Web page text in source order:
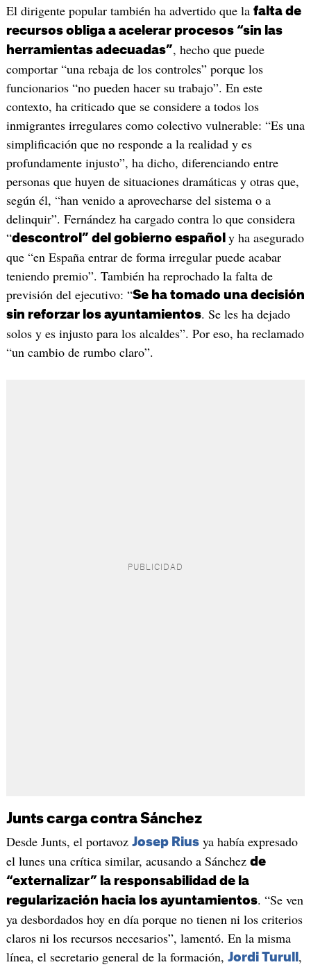
El dirigente popular también ha advertido que la falta de
recursos obliga a acelerar procesos “sin las
herramientas adecuadas”, hecho que puede
comportar “una rebaja de los controles” porque los
funcionarios “no pueden hacer su trabajo”. En este
contexto, ha criticado que se considere a todos los
inmigrantes irregulares como colectivo vulnerable: “Es una
simplificación que no responde a la realidad y es
profundamente injusto”, ha dicho, diferenciando entre
personas que huyen de situaciones dramáticas y otras que,
según él, “han venido a aprovecharse del sistema o a
delinquir”. Fernández ha cargado contra lo que considera
“descontrol” del gobierno español y ha asegurado
que “en España entrar de forma irregular puede acabar
teniendo premio”. También ha reprochado la falta de
previsión del ejecutivo: “Se ha tomado una decisión
sin reforzar los ayuntamientos. Se les ha dejado
solos y es injusto para los alcaldes”. Por eso, ha reclamado
“un cambio de rumbo claro”.
Junts carga contra Sánchez
Desde Junts, el portavoz Josep Riusya había expresado
el lunes una crítica similar, acusando a Sánchez de
“externalizar” la responsabilidad de la
regularización hacia los ayuntamientos. “Se ven
ya desbordados hoy en día porque no tienen ni los criterios
claros ni los recursos necesarios”, lamentó. En la misma
línea, el secretario general de la formación, Jordi Turull ,